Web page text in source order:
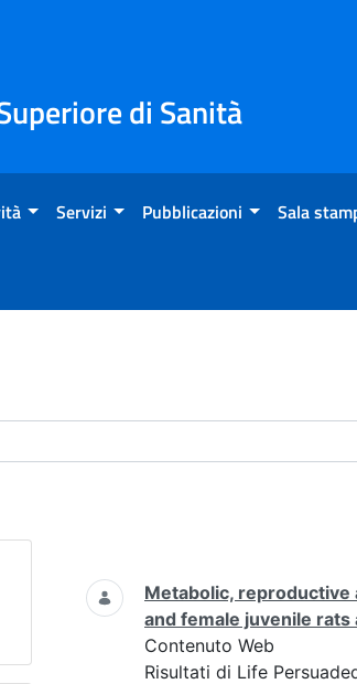
di Sanità
Servizi Pubblicazioni Sala
- Eventi
Ricerca
Metabolic,
and female juvenile
Contenuto Web
Risultati di Life